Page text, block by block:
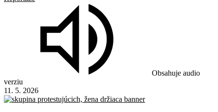
Obsahuje audio
verziu
11. 5. 2026